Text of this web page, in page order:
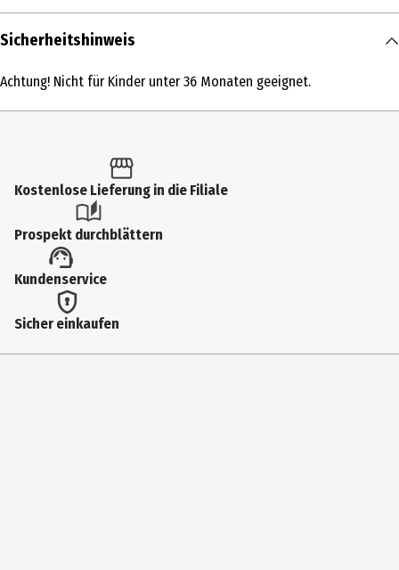
Inhalt
Produkttyp
6 Jahre
Artikelnummer des Herstellers
86951
Lizenz (spw)
Funko Others
Hersteller
Sicherheitshinweis
Achtung! Nicht für Kinder unter 36 Monaten geeignet.
Kostenlose Lieferung in die Filiale
Prospekt durchblättern
Kundenservice
Sicher einkaufen